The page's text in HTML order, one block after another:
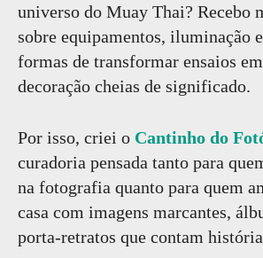
universo do Muay Thai? Recebo
sobre equipamentos, iluminação
formas de transformar ensaios
decoração cheias de significado.
Por isso, criei o Cantinho do
curadoria pensada tanto para
na fotografia quanto para quem
casa com imagens marcantes,
porta-retratos que contam